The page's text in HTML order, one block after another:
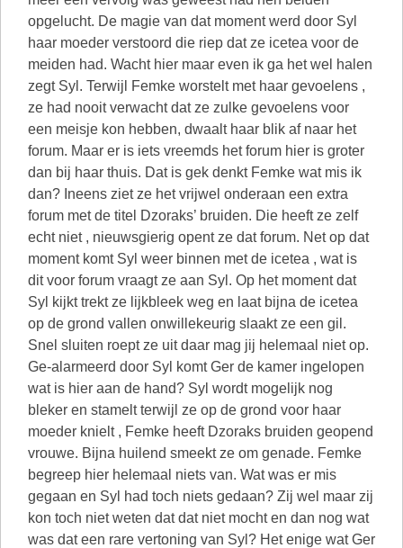
opgelucht. De magie van dat moment werd door Syl
haar moeder verstoord die riep dat ze icetea voor de
meiden had. Wacht hier maar even ik ga het wel halen
zegt Syl. Terwijl Femke worstelt met haar gevoelens ,
ze had nooit verwacht dat ze zulke gevoelens voor
een meisje kon hebben, dwaalt haar blik af naar het
forum. Maar er is iets vreemds het forum hier is groter
dan bij haar thuis. Dat is gek denkt Femke wat mis ik
dan? Ineens ziet ze het vrijwel onderaan een extra
forum met de titel Dzoraks’ bruiden. Die heeft ze zelf
echt niet , nieuwsgierig opent ze dat forum. Net op dat
moment komt Syl weer binnen met de icetea , wat is
dit voor forum vraagt ze aan Syl. Op het moment dat
Syl kijkt trekt ze lijkbleek weg en laat bijna de icetea
op de grond vallen onwillekeurig slaakt ze een gil.
Snel sluiten roept ze uit daar mag jij helemaal niet op.
Ge-alarmeerd door Syl komt Ger de kamer ingelopen
wat is hier aan de hand? Syl wordt mogelijk nog
bleker en stamelt terwijl ze op de grond voor haar
moeder knielt , Femke heeft Dzoraks bruiden geopend
vrouwe. Bijna huilend smeekt ze om genade. Femke
begreep hier helemaal niets van. Wat was er mis
gegaan en Syl had toch niets gedaan? Zij wel maar zij
kon toch niet weten dat dat niet mocht en dan nog wat
was dat een rare vertoning van Syl? Het enige wat Ger